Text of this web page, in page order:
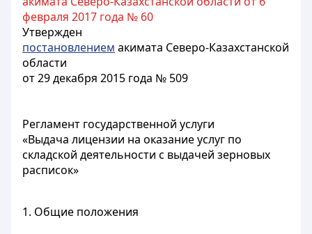
февраля 2017 года № 60
Утвержден
постановлением акимата Северо-Казахстанской
области
от 29 декабря 2015 года № 509
Регламент государственной услуги
«Выдача лицензии на оказание услуг по
складской деятельности с выдачей зерновых
расписок»
1. Общие положения